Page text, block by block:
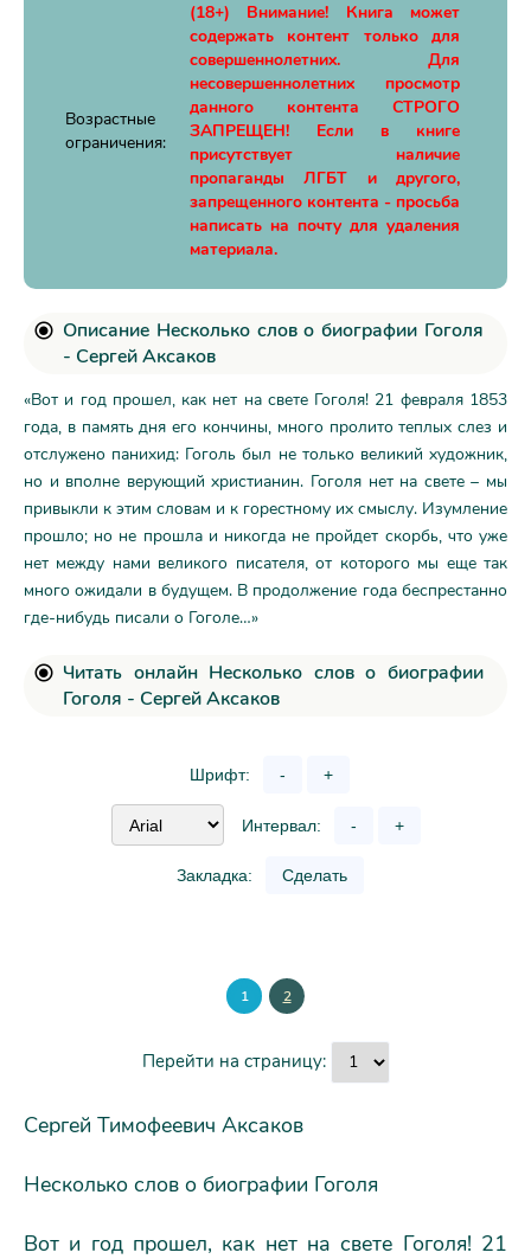
Возрастные
ограничения:
(18+) Внимание! Книга может
содержать контент только для
совершеннолетних. Для
несовершеннолетних просмотр
данного контента СТРОГО
ЗАПРЕЩЕН! Если в книге
присутствует наличие
пропаганды ЛГБТ и другого,
запрещенного контента - просьба
написать на почту для удаления
материала.
Описание Несколько слов о биографии Гоголя
- Сергей Аксаков
«Вот и год прошел, как нет на свете Гоголя! 21 февраля 1853
года, в память дня его кончины, много пролито теплых слез и
отслужено панихид: Гоголь был не только великий художник,
но и вполне верующий христианин. Гоголя нет на свете – мы
привыкли к этим словам и к горестному их смыслу. Изумление
прошло; но не прошла и никогда не пройдет скорбь, что уже
нет между нами великого писателя, от которого мы еще так
много ожидали в будущем. В продолжение года беспрестанно
где-нибудь писали о Гоголе…»
Читать онлайн Несколько слов о биографии
Гоголя - Сергей Аксаков
Шрифт: - +
Интервал: - +
Закладка: Сделать
1 2
Перейти на страницу:
Сергей Тимофеевич Аксаков
Несколько слов о биографии Гоголя
Вот и год прошел, как нет на свете Гоголя! 21